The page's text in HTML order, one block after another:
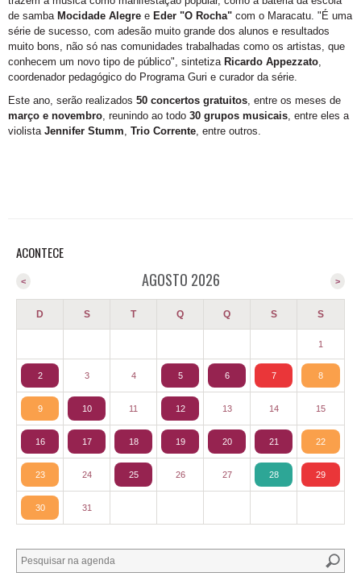
de samba Mocidade Alegre e Eder "O Rocha" com o Maracatu. "É uma
série de sucesso, com adesão muito grande dos alunos e resultados
muito bons, não só nas comunidades trabalhadas como os artistas, que
conhecem um novo tipo de público", sintetiza Ricardo Appezzato,
coordenador pedagógico do Programa Guri e curador da série.
Este ano, serão realizados 50 concertos gratuitos, entre os meses de
março e novembro, reunindo ao todo 30 grupos musicais, entre eles a
violista Jennifer Stumm, Trio Corrente, entre outros.
ACONTECE
AGOSTO 2026 >
<
D S T Q Q S S
1
2 3 4 5 6 7 8
9 10 11 12 13 14 15
16 17 18 19 20 21 22
23 24 25 26 27 28 29
30 31